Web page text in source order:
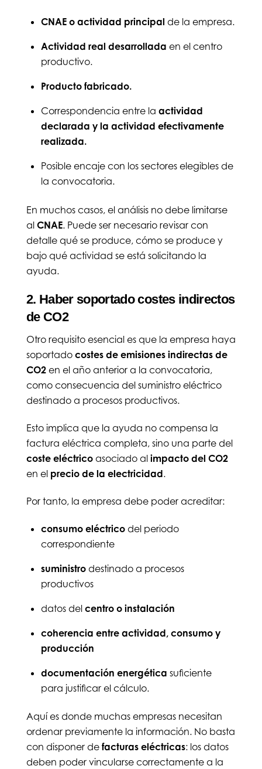
CNAE o actividad principal de la empresa.
Actividad real desarrollada en el centro
productivo.
Producto fabricado.
Correspondencia entre laactividad
declarada y la actividad efectivamente
realizada.
Posible encaje con los sectores elegibles de
la convocatoria.
En muchos casos, el análisis no debe limitarse
al CNAE. Puede ser necesario revisar con
detalle qué se produce, cómo se produce y
bajo qué actividad se está solicitando la
ayuda.
2. Haber soportado costes indirectos
de CO2
Otro requisito esencial es que la empresa haya
soportado costes de emisiones indirectas de
CO2en el año anterior a la convocatoria,
como consecuencia del suministro eléctrico
destinado a procesos productivos.
Esto implica que la ayuda no compensa la
factura eléctrica completa, sino una parte del
coste eléctricoasociado al impacto del CO2
en el precio de la electricidad.
Por tanto, la empresa debe poder acreditar:
consumo eléctrico del periodo
correspondiente
suministro destinado a procesos
productivos
datos delcentro o instalación
coherencia entre actividad, consumo y
producción
documentación energética suficiente
para justificar el cálculo.
Aquí es donde muchas empresas necesitan
ordenar previamente la información. No basta
con disponer de facturas eléctricas: los datos
deben poder vincularse correctamente a la